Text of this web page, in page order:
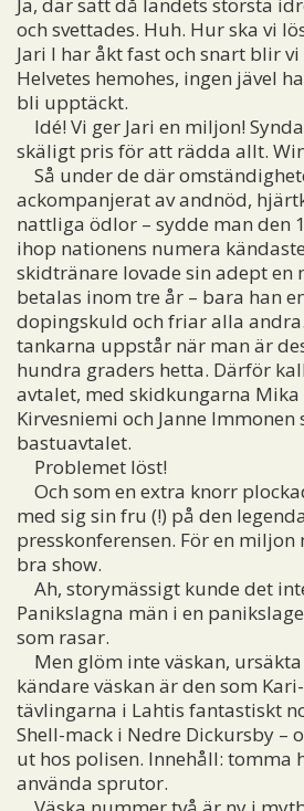
och svettades. Huh. Hur ska vi
Jari I har åkt fast och snart blir
Helvetes hemohes, ingen jävel
bli upptäckt.
Idé! Vi ger Jari en miljon!
skäligt pris för att rädda allt.
Så under de där
ackompanjerat av andnöd,
nattliga ödlor – sydde man den
ihop nationens numera
skidtränare lovade sin adept en
betalas inom tre år – bara han
dopingskuld och friar alla
tankarna uppstår när man är
hundra graders hetta. Därför
avtalet, med skidkungarna
Kirvesniemi och Janne
bastuavtalet.
Problemet löst!
Och som en extra knorr
med sig sin fru (!) på den
presskonferensen. För en
bra show.
Ah, storymässigt kunde det
Panikslagna män i en
som rasar.
Men glöm inte väskan, ursäkta
kändare väskan är den som
tävlingarna i Lahtis fantastiskt
Shell-mack i Nedre Dickursby –
ut hos polisen. Innehåll: tomma
använda sprutor.